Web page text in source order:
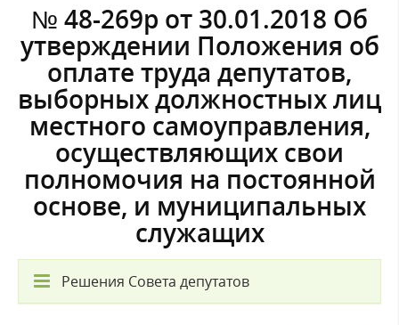
№ 48-269р от 30.01.2018 Об
утверждении Положения об
оплате труда депутатов,
выборных должностных лиц
местного самоуправления,
осуществляющих свои
полномочия на постоянной
основе, и муниципальных
служащих
Решения Совета депутатов